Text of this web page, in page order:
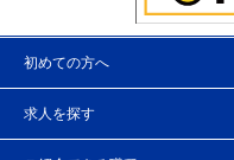
初めての方へ
求人を探す